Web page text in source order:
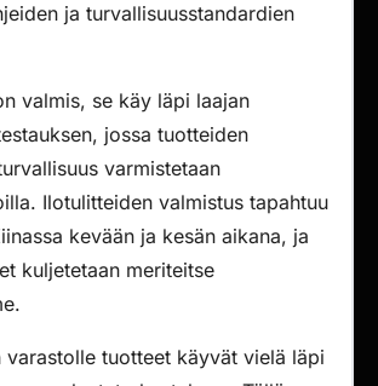
ja turvallisuusstandardien
valmis, se käy läpi laajan
jossa tuotteiden
varmistetaan
Ilotulitteiden valmistus tapahtuu
kevään ja kesän aikana, ja
kuljetetaan meriteitse
varastolle tuotteet käyvät vielä läpi